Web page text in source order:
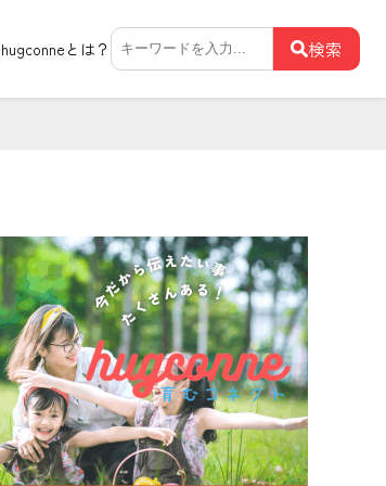
hugconneとは？ 検
索:
検索